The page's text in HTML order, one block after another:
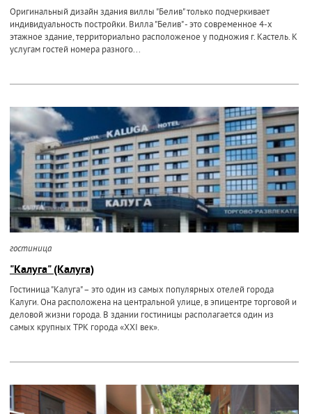
Оригинальный дизайн здания виллы "Белив" только подчеркивает
индивидуальность постройки. Вилла "Белив" - это современное 4-х
этажное здание, территориально расположеное у подножия г. Кастель. К
услугам гостей номера разного...
гостиница
"Калуга" (Калуга)
Гостиница "Калуга" – это один из самых популярных отелей города
Калуги. Она расположена на центральной улице, в эпицентре торговой и
деловой жизни города. В здании гостиницы располагается один из
самых крупных ТРК города «XXI век».